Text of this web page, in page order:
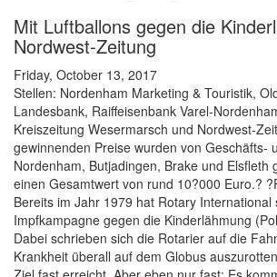
Mit Luftballons gegen die
Nordwest-Zeitung
Friday, October 13, 2017
Stellen: Nordenham Marketing & Touristik,
Landesbank, Raiffeisenbank Varel-
Kreiszeitung Wesermarsch und Nordwest-
gewinnenden Preise wurden von Geschäfts-
Nordenham, Butjadingen, Brake und Elsfleth
einen Gesamtwert von rund 10?000 Euro.?
Bereits im Jahr 1979 hat Rotary International
Impfkampagne gegen die Kinderlähmung
Dabei schrieben sich die Rotarier auf die
Krankheit überall auf dem Globus